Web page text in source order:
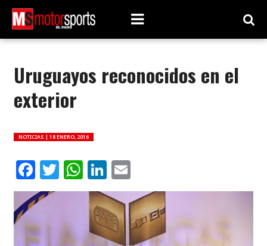
Uruguayos reconocidos en el
exterior
NOTICIAS | 18 ENERO, 2016
Facebook
Twitter
WhatsApp
LinkedIn
Email